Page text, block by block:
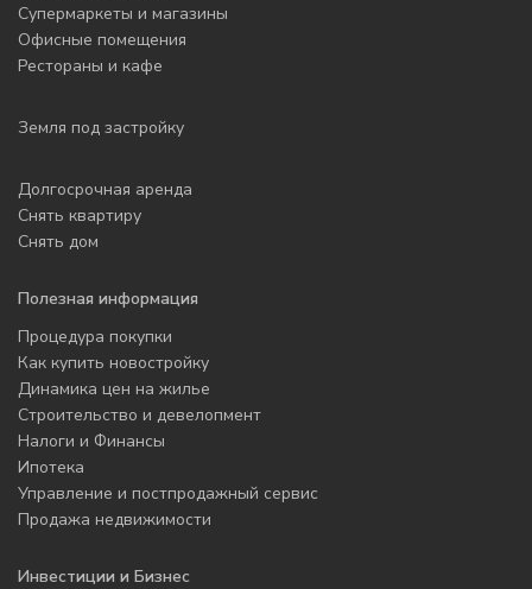
Супермаркеты и магазины
Офисные помещения
Рестораны и кафе
Земля под застройку
Долгосрочная аренда
Снять квартиру
Снять дом
Полезная информация
Процедура покупки
Как купить новостройку
Динамика цен на жилье
Строительство и девелопмент
Налоги и Финансы
Ипотека
Управление и постпродажный сервис
Продажа недвижимости
Инвестиции и Бизнес